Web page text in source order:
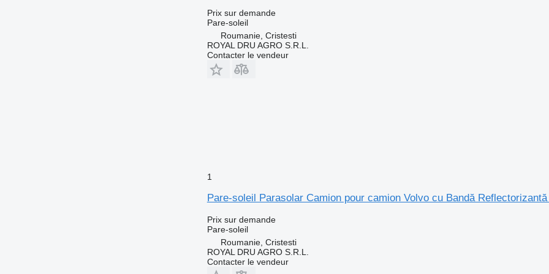
Prix sur demande
Pare-soleil
Roumanie, Cristesti
ROYAL DRU AGRO S.R.L.
Contacter le vendeur
1
Pare-soleil Parasolar Camion pour camion Volvo cu Bandă
Prix sur demande
Pare-soleil
Roumanie, Cristesti
ROYAL DRU AGRO S.R.L.
Contacter le vendeur